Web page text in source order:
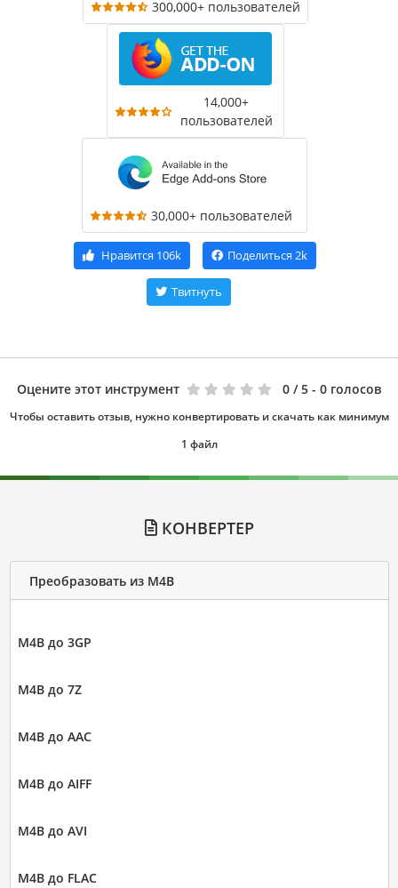
300,000+ пользователей
14,000+
пользователей
30,000+ пользователей
Нравится 106k Поделиться 2k
Твитнуть
Оцените этот инструмент 0 / 5 - 0 голосов
Чтобы оставить отзыв, нужно конвертировать и скачать как минимум
1 файл
КОНВЕРТЕР
Преобразовать из M4B
M4B до 3GP
M4B до 7Z
M4B до AAC
M4B до AIFF
M4B до AVI
M4B до FLAC